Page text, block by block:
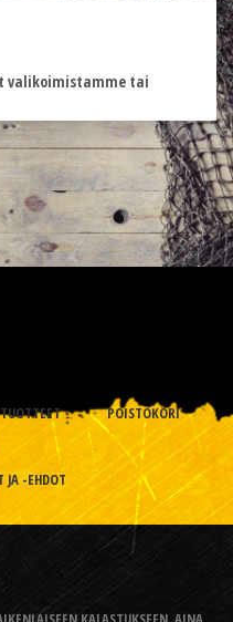
valikoimistamme tai
TUOTTEET
POISTOKORI
JA -EHDOT